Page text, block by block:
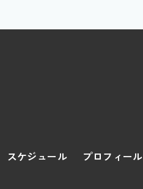
スケジュール プロフィール